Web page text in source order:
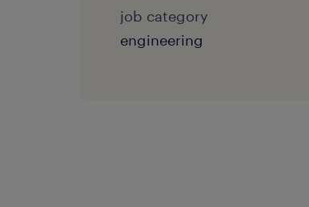
job category
engineering